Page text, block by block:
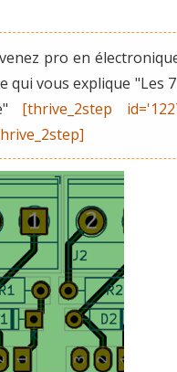
pro en
qui vous explique "Les
[thrive_2step